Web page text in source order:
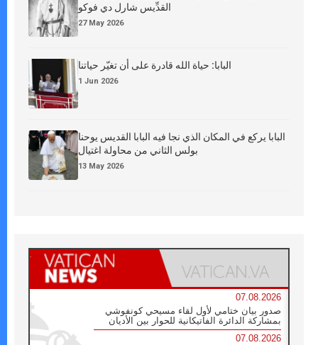
القدِّيس شارل دي فوكو
27 May 2026
البابا: حياة الله قادرة على أن تغيّر حياتنا
1 Jun 2026
البابا يركع في المكان الذي نجا فيه البابا القديس يوحنا
بولس الثاني من محاولة اغتيال
13 May 2026
07.08.2026
صدور بيان ختامي لأول لقاء مسيحي كونفوشي
بمشاركة الدائرة الفاتيكانية للحوار بين الأديان
07.08.2026